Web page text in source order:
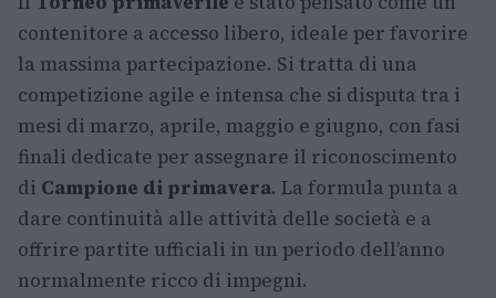
contenitore a accesso libero, ideale per favorire
la massima partecipazione. Si tratta di una
competizione agile e intensa che si disputa tra i
mesi di marzo, aprile, maggio e giugno, con fasi
finali dedicate per assegnare il riconoscimento
di Campione di primavera. La formula punta a
dare continuità alle attività delle società e a
offrire partite ufficiali in un periodo dell’anno
normalmente ricco di impegni.